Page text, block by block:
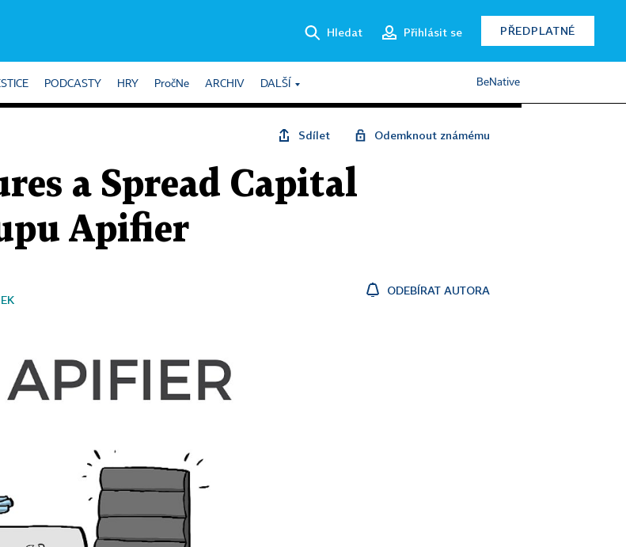
Hledat Přihlásit se PŘEDPLATNÉ
PODCASTY HRY PročNe ARCHIV DALŠÍ BeNative
Sdílet Odemknout známému
a Spread Capital
Apifier
ODEBÍRAT AUTORA